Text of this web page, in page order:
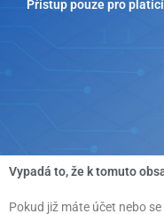
PřeskočitPřístup pouze pro
Vypadá to, že k tomuto
Pokud již máte účet nebo